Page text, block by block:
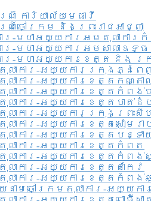
ការិយាល័យ​មេធាវី​
ចៅក្រម និងព្រះរាជអាជ្ញា
រ-មហាអយ្យការអមតុលាការ
រ-មហាអយ្យការអមសាលាឧទ្
រ-មហាអយ្យការខេត្ត និង ក្
លាការ-អយ្យការក្រុងភ្នំពេ
លាការ-អយ្យការខេត្តកណ្តា
លាការ-អយ្យការខេត្តកំពង់ច
លាការ-អយ្យការខេត្តបាត់ដំ
លាការ-អយ្យការ​ក្រុងព្រះសី
ាការ-អយ្យការខេត្តសៀមរា
លាការ-អយ្យការខេត្តបន្ទា
លាការ-អយ្យការខេត្តកំពត
លាការ-អយ្យការខេត្តកំពង់
ាការ-អយ្យការខេត្តតាកែវ
លាការ-អយ្យការខេត្តកំពង់
នាមចៅក្រមតុលាការ-អយ្យក